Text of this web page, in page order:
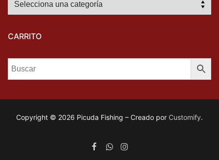
CARRITO
Copyright © 2026 Picuda Fishing – Creado por Customify.